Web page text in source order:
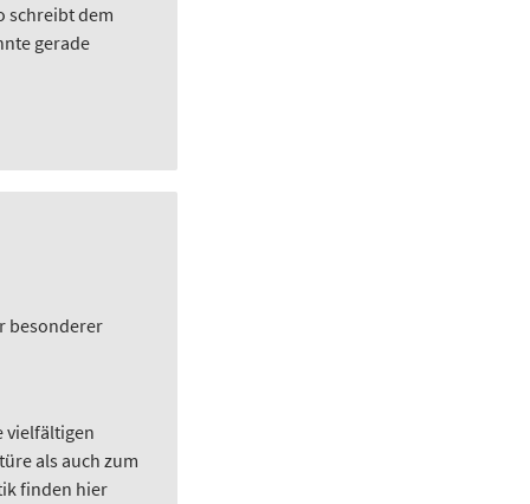
schreibt dem
gerade
besonderer
vielfältigen
als auch zum
finden hier